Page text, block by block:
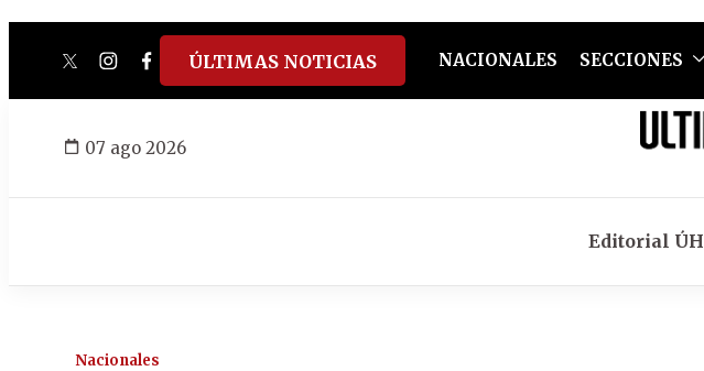
twitterinstagram
facebook
tiktokyoutube
spotify
ÚLTIMAS NOTICIAS NACIONALES SECCIONES
07 ago 2026
Editorial ÚH
Nacionales